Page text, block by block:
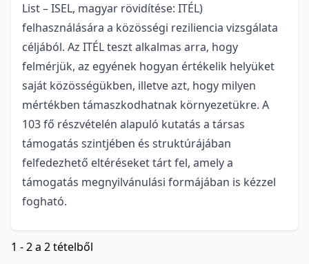
List – ISEL, magyar rövidítése: ITÉL)
felhasználására a közösségi reziliencia vizsgálata
céljából. Az ITÉL teszt alkalmas arra, hogy
felmérjük, az egyének hogyan értékelik helyüket
saját közösségükben, illetve azt, hogy milyen
mértékben támaszkodhatnak környezetükre. A
103 fő részvételén alapuló kutatás a társas
támogatás szintjében és struktúrájában
felfedezhető eltéréseket tárt fel, amely a
támogatás megnyilvánulási formájában is kézzel
fogható.
1 - 2 a 2 tételből